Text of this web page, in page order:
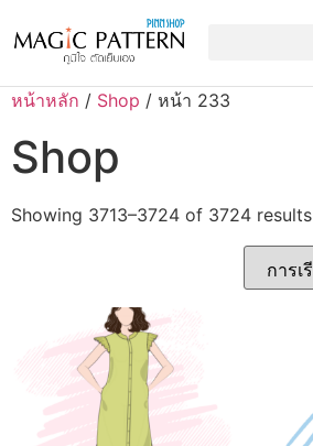
หน้าหลัก / Shop / หน้า 233
Shop
Showing 3713–3724 of 3724 results